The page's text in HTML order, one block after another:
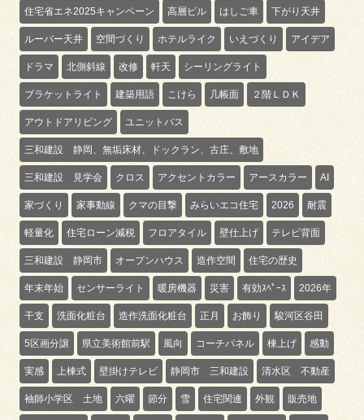
住宅省エネ2025キャンペーン 高層ビル はしご車 下がり天井
ルーバー天井 空間づくり ホテルライク いえづくり アイデア
ドラマ 北側斜線 改修 軒天 シーリングライト
ブラケットライト 建築用語 こけら 几帳面 ２階ＬＤＫ
アウトドアリビング ユニットバス
三和建設 静岡、無垢床材、ドックラン、古庄、敷地
三和建設 見学会 クロス アクセントカラー アースカラー AI
家づくり 家事動線 クマの目撃 みらいエコ住宅 2026 耐震
軽量化 住宅ローン減税 フロアタイル 壁仕上げ テレビ背面
三和建設 静岡市 オープンハウス 造作空間 住宅の歴史
年末年始 センサーライト 暖房機器 災害 有効ｽﾍﾟｰｽ 2026年
干支 洗面化粧台 造作洗面化粧台 正月 お飾り 駿河区谷田
5区画分譲 県立美術館前駅 風向 コーチパネル 棟上げ 感動
実感 上棟式 壁掛けテレビ 静岡市 三和建設 清水区 不動産
袖師小学区 土地 六曜 節分 雪 住宅関連 外観 販売地